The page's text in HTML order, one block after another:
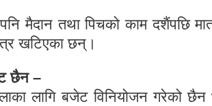
पनि मैदान तथा पिचको काम दशैंपछि
खटिएका छन्।
छैन –
लागि बजेट विनियोजन गरेको